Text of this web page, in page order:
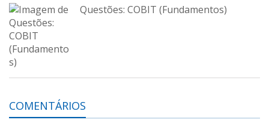
Questões: COBIT (Fundamentos)
COMENTÁRIOS